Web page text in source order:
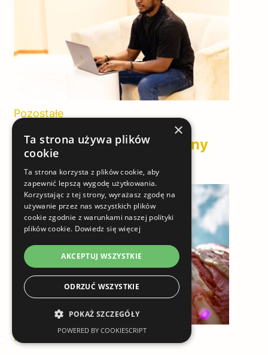
Pozostałe
Rodzaje koszul: Praktyczny
przewodnik
Pozostałe
×
Ta strona używa plików
cookie
Ta strona korzysta z plików cookie, aby
zapewnić lepszą wygodę użytkowania.
Korzystając z tej strony, wyrażasz zgodę na
używanie przez nas wszystkich plików
cookie zgodnie z warunkami naszej polityki
plików cookie. Dowiedz się więcej
AKCEPTUJ WSZYSTKIE
ODRZUĆ WSZYSTKIE
POKAŻ SZCZEGÓŁY
POWERED BY COOKIESCRIPT